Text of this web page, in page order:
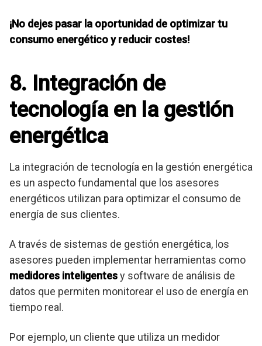
¡No dejes pasar la oportunidad de optimizar tu
consumo energético y reducir costes!
8. Integración de
tecnología en la gestión
energética
La integración de tecnología en la gestión energética
es un aspecto fundamental que los asesores
energéticos utilizan para optimizar el consumo de
energía de sus clientes.
A través de sistemas de gestión energética, los
asesores pueden implementar herramientas como
medidores inteligentesy software de análisis de
datos que permiten monitorear el uso de energía en
tiempo real.
Por ejemplo, un cliente que utiliza un medidor